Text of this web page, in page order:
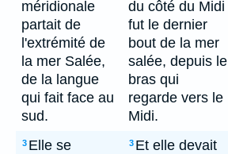
méridionale
partait de
l'extrémité de
la mer Salée,
de la langue
qui fait face au
sud.
du côté du Midi
fut le dernier
bout de la mer
salée, depuis le
bras qui
regarde vers le
Midi.
3 Elle se
3 Et elle devait